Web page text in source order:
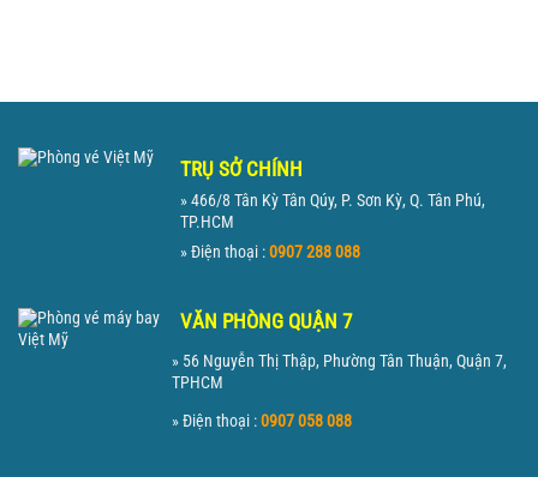
TRỤ SỞ CHÍNH
» 466/8 Tân Kỳ Tân Qúy, P. Sơn Kỳ, Q. Tân Phú,
TP.HCM
» Điện thoại :0907 288 088
VĂN PHÒNG QUẬN 7
» 56 Nguyễn Thị Thập, Phường Tân Thuận, Quận 7,
TPHCM
» Điện thoại :0907 058 088